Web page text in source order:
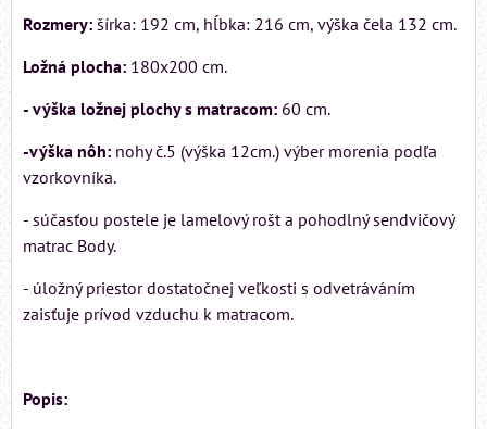
Rozmery: šírka: 192 cm, hĺbka: 216 cm, výška čela 132 cm.
Ložná plocha: 180x200 cm.
- výška ložnej plochy s matracom: 60 cm.
-výška nôh: nohy č.5 (výška 12cm.) výber morenia podľa
vzorkovníka.
- súčasťou postele je lamelový rošt a pohodlný sendvičový
matrac Body.
- úložný priestor dostatočnej veľkosti s odvetráváním
zaisťuje prívod vzduchu k matracom.
Popis: